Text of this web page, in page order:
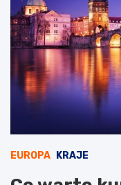
EUROPA KRAJE